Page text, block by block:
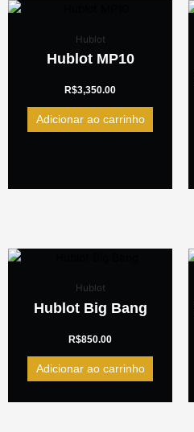
Hublot
Hublot MP10
R$3,350.00
Adicionar ao carrinho
Hublot
Hublot Big Bang
R$850.00
Adicionar ao carrinho